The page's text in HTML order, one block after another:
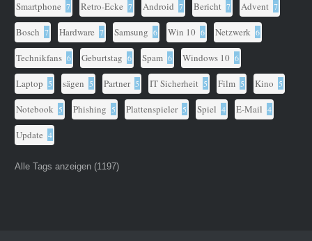
Smartphone 7 Retro-Ecke 7 Android 7 Bericht 7 Advent 7
Bosch 7 Hardware 7 Samsung 6 Win 10 6 Netzwerk 6
Technikfans 6 Geburtstag 6 Spam 6 Windows 10 6
Laptop 5 sägen 5 Partner 5 IT Sicherheit 5 Film 5 Kino 5
Notebook 5 Phishing 5 Plattenspieler 5 Spiel 4 E-Mail 4
Update 4
Alle Tags anzeigen (1197)